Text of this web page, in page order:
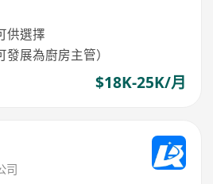
供選擇
展為廚房主管）
$18K-25K/月
司